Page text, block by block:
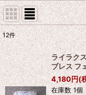
表示数:
並び順:
12件
ライラク
ブレス フ
4,180円(
在庫数 1個